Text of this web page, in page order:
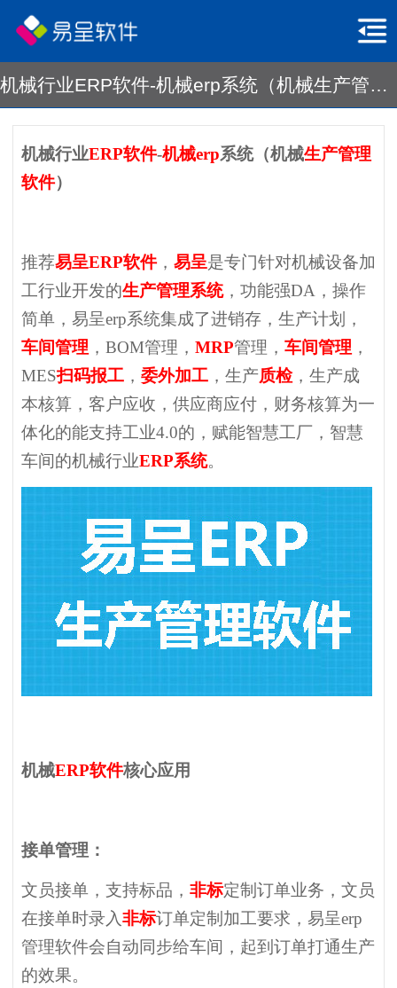
机械行业ERP软件-机械erp系统（机械生产管理
软件）
推荐易呈ERP软件， 易呈是专门针对机械设备加
工行业开发的生产管理系统，功能强DA，操作
简单，易呈erp系统集成了进销存，生产计划，
车间管理 ，BOM管理， MRP管理， 车间管理 ，
MES扫码报工， 委外加工，生产质检，生产成
本核算，客户应收，供应商应付，财务核算为一
体化的能支持工业4.0的，赋能智慧工厂，智慧
车间的机械行业ERP系统。
机械ERP软件核心应用
接单管理：
文员接单，支持标品， 非标定制订单业务，文员
在接单时录入非标订单定制加工要求，易呈erp
管理软件会自动同步给车间，起到订单打通生产
的效果。